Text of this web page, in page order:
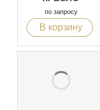
по запросу
В корзину